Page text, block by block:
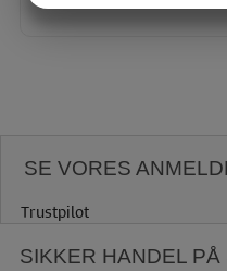
SE VORES
Trustpilot
SIKKER HANDEL